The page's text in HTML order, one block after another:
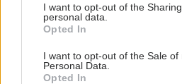
not limited to your visit or usage
grant or deny consent to Google
use your data for below specified
consent section.
I want to opt-out of the
personal data.
Opted In
I want to opt-out of the Sale of
Personal Data.
Opted In